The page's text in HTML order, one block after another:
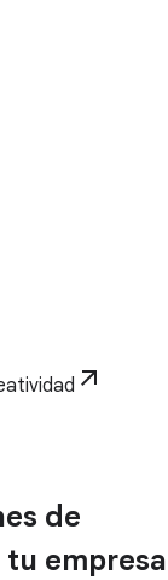
arrow_outward
de
empresa